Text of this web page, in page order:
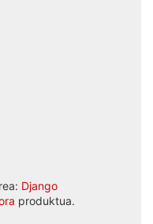
Django
produktua.